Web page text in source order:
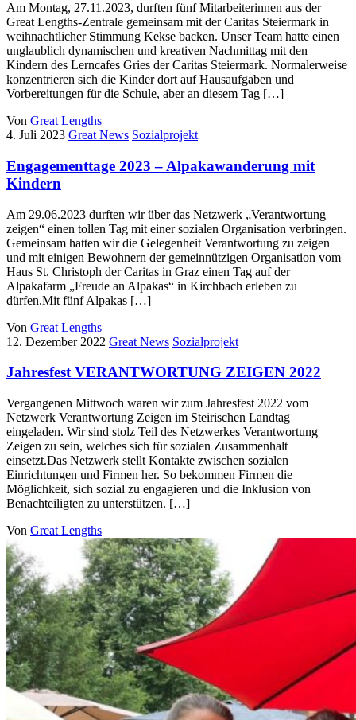
Am Montag, 27.11.2023, durften fünf Mitarbeiterinnen aus der
Great Lengths-Zentrale gemeinsam mit der Caritas Steiermark in
weihnachtlicher Stimmung Kekse backen. Unser Team hatte einen
unglaublich dynamischen und kreativen Nachmittag mit den
Kindern des Lerncafes Gries der Caritas Steiermark. Normalerweise
konzentrieren sich die Kinder dort auf Hausaufgaben und
Vorbereitungen für die Schule, aber an diesem Tag […]
Von Great Lengths
4. Juli 2023 Great News Sozialprojekt
Engagementtage 2023 – Alpakawanderung mit
Kindern
Am 29.06.2023 durften wir über das Netzwerk „Verantwortung
zeigen“ einen tollen Tag mit einer sozialen Organisation verbringen.
Gemeinsam hatten wir die Gelegenheit Verantwortung zu zeigen
und mit einigen Bewohnern der gemeinnützigen Organisation vom
Haus St. Christoph der Caritas in Graz einen Tag auf der
Alpakafarm „Freude an Alpakas“ in Kirchbach erleben zu
dürfen.Mit fünf Alpakas […]
Von Great Lengths
12. Dezember 2022 Great News Sozialprojekt
Jahresfest VERANTWORTUNG ZEIGEN 2022
Vergangenen Mittwoch waren wir zum Jahresfest 2022 vom
Netzwerk Verantwortung Zeigen im Steirischen Landtag
eingeladen. Wir sind stolz Teil des Netzwerkes Verantwortung
Zeigen zu sein, welches sich für sozialen Zusammenhalt
einsetzt.Das Netzwerk stellt Kontakte zwischen sozialen
Einrichtungen und Firmen her. So bekommen Firmen die
Möglichkeit, sich sozial zu engagieren und die Inklusion von
Benachteiligten zu unterstützen. […]
Von Great Lengths